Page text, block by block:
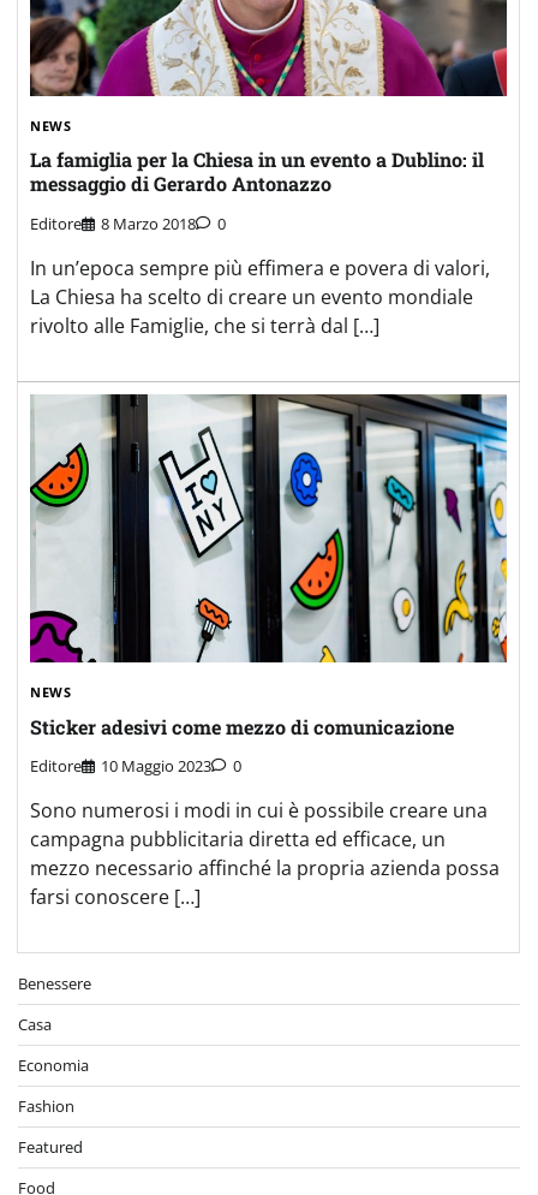
NEWS
La famiglia per la Chiesa in un evento a Dublino: il
messaggio di Gerardo Antonazzo
Editore 8 Marzo 2018 0
In un’epoca sempre più effimera e povera di valori,
La Chiesa ha scelto di creare un evento mondiale
rivolto alle Famiglie, che si terrà dal […]
NEWS
Sticker adesivi come mezzo di comunicazione
Editore 10 Maggio 2023 0
Sono numerosi i modi in cui è possibile creare una
campagna pubblicitaria diretta ed efficace, un
mezzo necessario affinché la propria azienda possa
farsi conoscere […]
Benessere
Casa
Economia
Fashion
Featured
Food